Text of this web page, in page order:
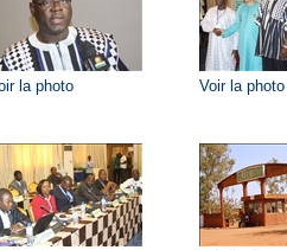
la photo Voir la photo